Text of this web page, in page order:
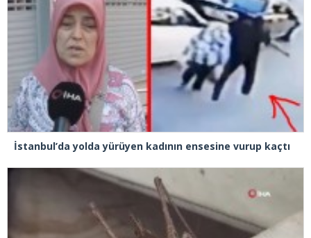
İstanbul’da yolda yürüyen kadının ensesine vurup kaçtı